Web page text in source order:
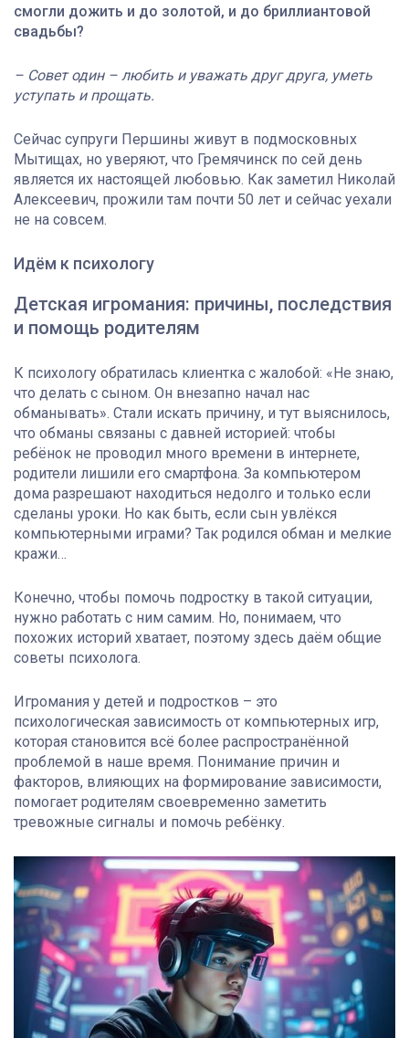
смогли дожить и до золотой, и до бриллиантовой
свадьбы?
– Совет один – любить и уважать друг друга, уметь
уступать и прощать.
Сейчас супруги Першины живут в подмосковных
Мытищах, но уверяют, что Гремячинск по сей день
является их настоящей любовью. Как заметил Николай
Алексеевич, прожили там почти 50 лет и сейчас уехали
не на совсем.
Идём к психологу
Детская игромания: причины, последствия
и помощь родителям
К психологу обратилась клиентка с жалобой: «Не знаю,
что делать с сыном. Он внезапно начал нас
обманывать». Стали искать причину, и тут выяснилось,
что обманы связаны с давней историей: чтобы
ребёнок не проводил много времени в интернете,
родители лишили его смартфона. За компьютером
дома разрешают находиться недолго и только если
сделаны уроки. Но как быть, если сын увлёкся
компьютерными играми? Так родился обман и мелкие
кражи…
Конечно, чтобы помочь подростку в такой ситуации,
нужно работать с ним самим. Но, понимаем, что
похожих историй хватает, поэтому здесь даём общие
советы психолога.
Игромания у детей и подростков – это
психологическая зависимость от компьютерных игр,
которая становится всё более распространённой
проблемой в наше время. Понимание причин и
факторов, влияющих на формирование зависимости,
помогает родителям своевременно заметить
тревожные сигналы и помочь ребёнку.